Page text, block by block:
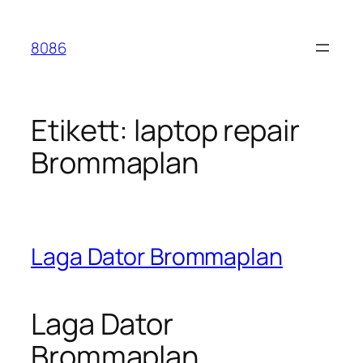
innehåll
8086
Etikett: laptop repair
Brommaplan
Laga Dator Brommaplan
Laga Dator